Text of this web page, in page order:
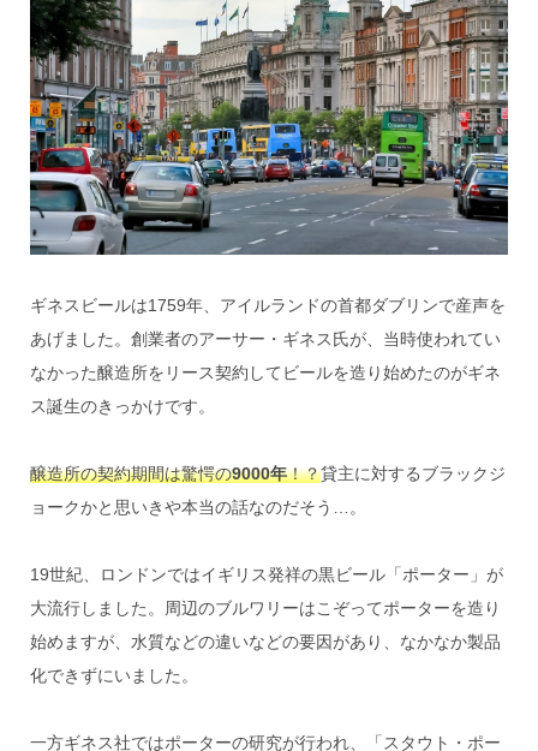
ギネスビールは1759年、アイルランドの首都ダブリンで産声を
あげました。創業者のアーサー・ギネス氏が、当時使われてい
なかった醸造所をリース契約してビールを造り始めたのがギネ
ス誕生のきっかけです。
醸造所の契約期間は驚愕の9000年！？貸主に対するブラックジ
ョークかと思いきや本当の話なのだそう…。
19世紀、ロンドンではイギリス発祥の黒ビール「ポーター」が
大流行しました。周辺のブルワリーはこぞってポーターを造り
始めますが、水質などの違いなどの要因があり、なかなか製品
化できずにいました。
一方ギネス社ではポーターの研究が行われ、「スタウト・ポー